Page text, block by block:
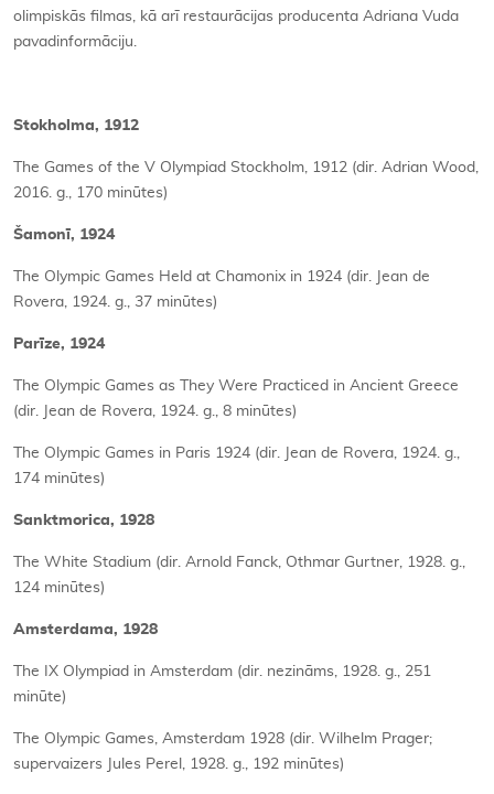
olimpiskās filmas, kā arī restaurācijas producenta Adriana Vuda
pavadinformāciju.
Stokholma, 1912
The Games of the V Olympiad Stockholm, 1912 (dir. Adrian Wood,
2016. g., 170 minūtes)
Šamonī, 1924
The Olympic Games Held at Chamonix in 1924 (dir. Jean de
Rovera, 1924. g., 37 minūtes)
Parīze, 1924
The Olympic Games as They Were Practiced in Ancient Greece
(dir. Jean de Rovera, 1924. g., 8 minūtes)
The Olympic Games in Paris 1924 (dir. Jean de Rovera, 1924. g.,
174 minūtes)
Sanktmorica, 1928
The White Stadium (dir. Arnold Fanck, Othmar Gurtner, 1928. g.,
124 minūtes)
Amsterdama, 1928
The IX Olympiad in Amsterdam (dir. nezināms, 1928. g., 251
minūte)
The Olympic Games, Amsterdam 1928 (dir. Wilhelm Prager;
supervaizers Jules Perel, 1928. g., 192 minūtes)